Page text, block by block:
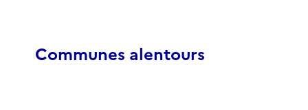
Communes alentours